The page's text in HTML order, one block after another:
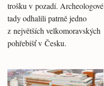
trošku v pozadí. Archeologové
tady odhalili patrně jedno
z největších velkomoravských
pohřebišť v Česku.